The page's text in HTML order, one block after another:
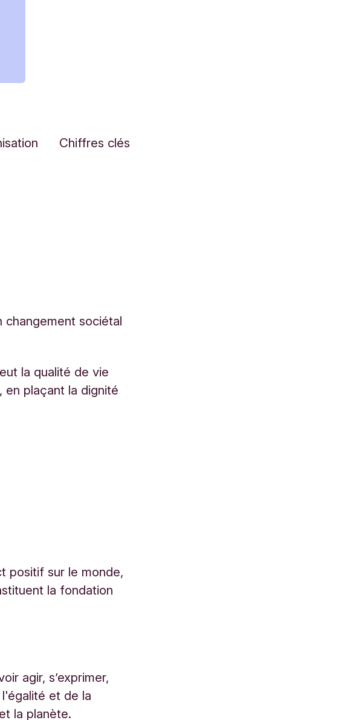
Chiffres clés
changement sociétal
la qualité de vie
en plaçant la dignité
positif sur le monde,
la fondation
agir, s’exprimer,
et de la
la planète.